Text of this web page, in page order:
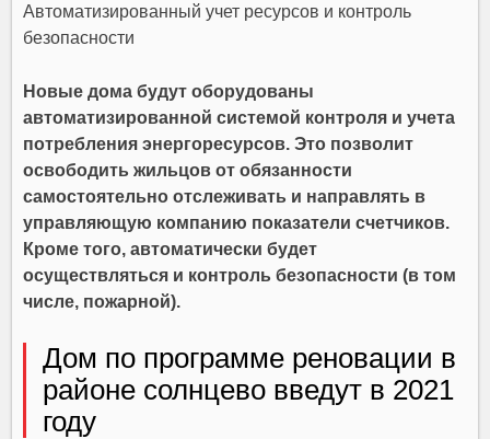
Автоматизированный учет ресурсов и контроль
безопасности
Новые дома будут оборудованы
автоматизированной системой контроля и учета
потребления энергоресурсов. Это позволит
освободить жильцов от обязанности
самостоятельно отслеживать и направлять в
управляющую компанию показатели счетчиков.
Кроме того, автоматически будет
осуществляться и контроль безопасности (в том
числе, пожарной).
Дом по программе реновации в
районе солнцево введут в 2021
году